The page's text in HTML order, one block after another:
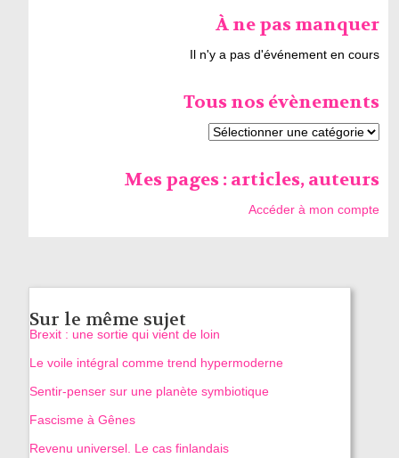
À ne pas manquer
Il n'y a pas d'événement en cours
Tous nos évènements
Mes pages : articles, auteurs
Accéder à mon compte
Sur le même sujet
Brexit : une sortie qui vient de loin
Le voile intégral comme trend hypermoderne
Sentir-penser sur une planète symbiotique
Fascisme à Gênes
Revenu universel. Le cas finlandais